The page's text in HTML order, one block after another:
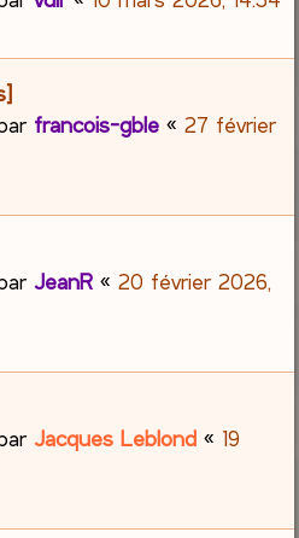
francois-gble «27 février
JeanR «20 février 2026,
Jacques Leblond « 19